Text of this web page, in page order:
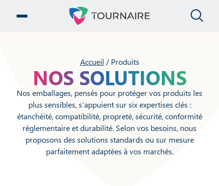
OUVRIR LE MENU
Accueil/Produits
NOS SOLUTIONS
Nos emballages, pensés pour protéger vos produits les
plus sensibles, s’appuient sur six expertises clés :
étanchéité, compatibilité, propreté, sécurité, conformité
réglementaire et durabilité. Selon vos besoins, nous
proposons des solutions standards ou sur mesure
parfaitement adaptées à vos marchés.